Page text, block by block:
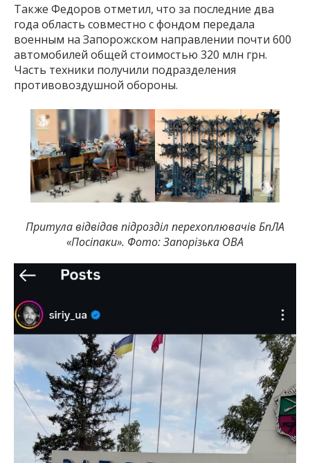
Также Федоров отметил, что за последние два
года область совместно с фондом передала
военным на Запорожском направлении почти 600
автомобилей общей стоимостью 320 млн грн.
Часть техники получили подразделения
противовоздушной обороны.
Притула відвідав підрозділ перехоплювачів БпЛА
«Посіпаки». Фото: Запорізька ОВА